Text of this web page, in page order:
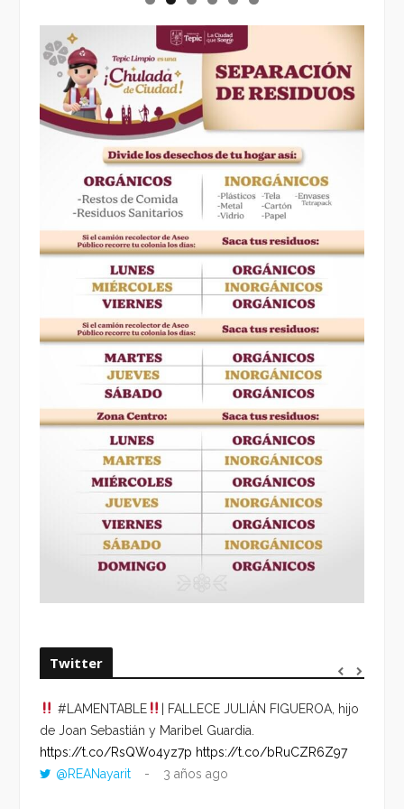
Twitter
#LAMENTABLE
| FALLECE JULIÁN FIGUEROA, hijo
de Joan Sebastián y Maribel Guardia.
https://t.co/RsQWo4yz7p https://t.co/bRuCZR6Z97
@REANayarit
3 años ago